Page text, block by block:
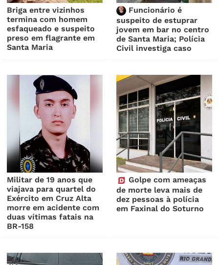
Briga entre vizinhos
termina com homem
esfaqueado e suspeito
preso em flagrante em
Santa Maria
Funcionário é
suspeito de estuprar
jovem em bar no centro
de Santa Maria; Polícia
Civil investiga caso
Militar de 19 anos que
viajava para quartel do
Exército em Cruz Alta
morre em acidente com
duas vítimas fatais na
BR-158
Golpe com ameaças
de morte leva mais de
dez pessoas à polícia
em Faxinal do Soturno